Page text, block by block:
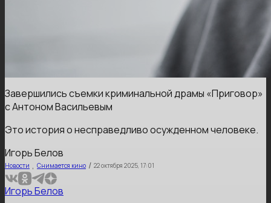
Завершились съемки криминальной драмы «Приговор»
с Антоном Васильевым
Это история о несправедливо осужденном человеке.
Игорь Белов
Новости , Снимается кино / 22 октября 2025, 17:01
Игорь Белов